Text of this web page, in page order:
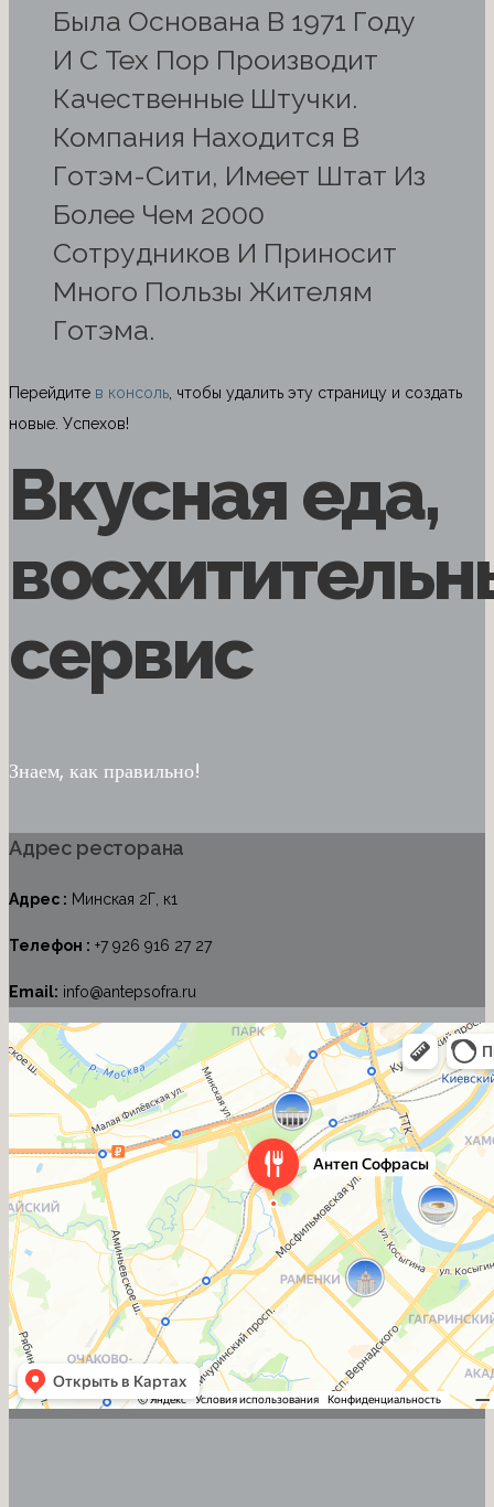
Была Основана В 1971 Году
И С Тех Пор Производит
Качественные Штучки.
Компания Находится В
Готэм-Сити, Имеет Штат Из
Более Чем 2000
Сотрудников И Приносит
Много Пользы Жителям
Готэма.
Перейдите в консоль , чтобы удалить эту страницу и создать
новые. Успехов!
Вкусная еда,
сервис
Знаем, как правильно!
Адрес ресторана
Адрес : Минская 2Г, к1
Телефон : +7 926 916 27 27
Email: info@antepsofra.ru